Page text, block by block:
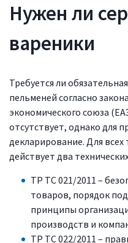
Нужен ли
вареники
Требуется ли
пельменей согласно
экономического союза
отсутствует, однако для
декларирование. Для
действует два
ТР ТС 021/2011 –
товаров, порядок
принципы
производств и
ТР ТС 022/2011 –